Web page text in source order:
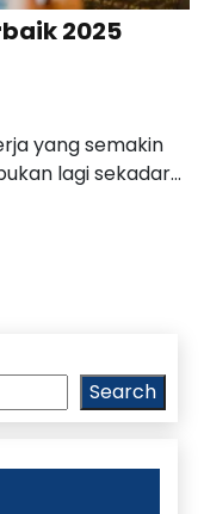
2025
yang semakin
lagi sekadar...
Search